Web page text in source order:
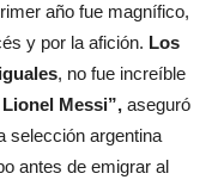
año fue magnífico,
y por la afición. Los
, no fue increíble
Messi”, aseguró
selección argentina
antes de emigrar al